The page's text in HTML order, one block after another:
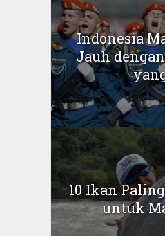
Indonesia
Jauh
10 Ikan
untuk